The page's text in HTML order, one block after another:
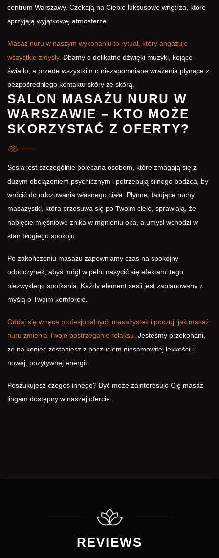
centrum Warszawy. Czekają na Ciebie luksusowe wnętrza, które
sprzyjają wyjątkowej atmosferze.
Masaż nuru w naszym wykonaniu to rytuał, który angażuje
wszystkie zmysły. Dbamy o delikatne dźwięki muzyki, kojące
światło, a przede wszystkim o niezapomniane wrażenia płynące z
bezpośredniego kontaktu skóry ze skórą.
SALON MASAŻU NURU W
WARSZAWIE – KTO MOŻE
SKORZYSTAĆ Z OFERTY?
Sesja jest szczególnie polecana osobom, które zmagają się z
dużym obciążeniem psychicznym i potrzebują silnego bodźca, by
wrócić do odczuwania własnego ciała. Płynne, falujące ruchy
masażystki, która przesuwa się po Twoim ciele, sprawiają, że
napięcie mięśniowe znika w mgnieniu oka, a umysł wchodzi w
stan błogiego spokoju.
Po zakończeniu masażu zapewniamy czas na spokojny
odpoczynek, abyś mógł w pełni nasycić się efektami tego
niezwykłego spotkania. Każdy element sesji jest zaplanowany z
myślą o Twoim komforcie.
Oddaj się w ręce profesjonalnych masażystek i poczuj, jak masaż
nuru zmienia Twoje postrzeganie relaksu. Jesteśmy przekonani,
że na koniec zostaniesz z poczuciem niesamowitej lekkości i
nowej, pozytywnej energii.
Poszukujesz czegoś innego? Być może zainteresuje Cię masaż
lingam dostępny w naszej ofercie.
REVIEWS